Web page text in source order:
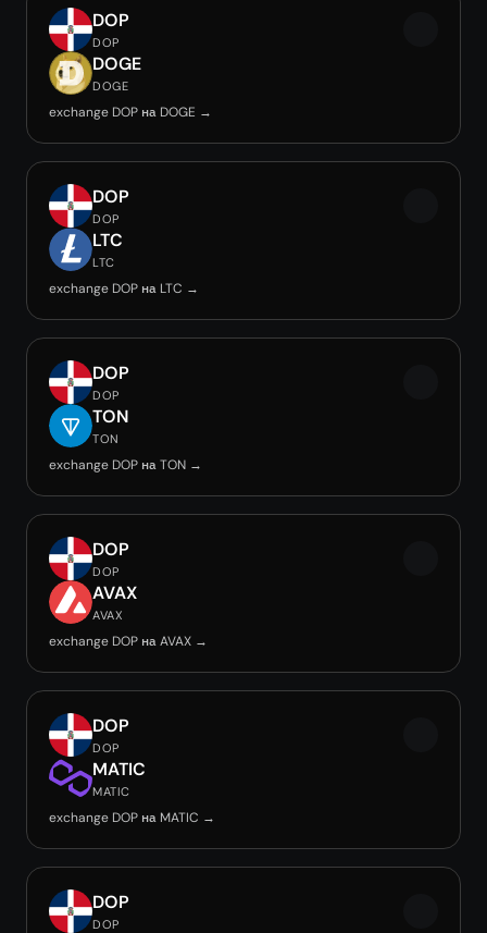
DOP
DOP
DOGE
DOGE
exchange DOP на DOGE →
DOP
DOP
LTC
LTC
exchange DOP на LTC →
DOP
DOP
TON
TON
exchange DOP на TON →
DOP
DOP
AVAX
AVAX
exchange DOP на AVAX →
DOP
DOP
MATIC
MATIC
exchange DOP на MATIC →
DOP
DOP